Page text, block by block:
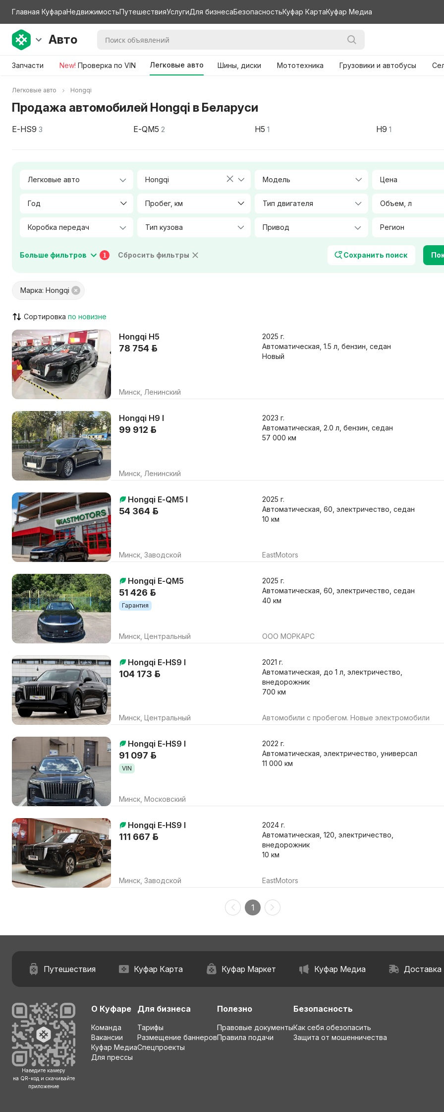
Главная КуфараНедвижимостьПутешествияУслугиДля бизнесаБезопасностьКуфар КартаКуфар Медиа
Авто
Запчасти New! Проверка по VIN Легковые авто Шины, диски Мототехника Грузовики и автобусы
Легковые авто Hongqi
Продажа автомобилей Hongqi в Беларуси
E-HS9 3 E-QM5 2 H5 1 H9 1
Hongqi Модель Цена
Год Пробег, км Тип двигателя Объем, л
Тип кузова
Мощность двигателя, л.с.
VIN указан Кондиционер / климат-контроль
Обогрев сидений
ABS / ESP / ASR
Парктроник / камера
Круиз-контроль
Только с видео
Больше фильтров 1 Сбросить фильтры Сохранить поиск
Марка: Hongqi
Сортировка
Hongqi H5
78 754 р.
Минск, Ленинский
2025 г.
Автоматическая, 1.5 л, бензин, седан
Новый
Hongqi H9 I
99 912 р.
Минск, Ленинский
2023 г.
Автоматическая, 2.0 л, бензин, седан
57 000 км
Hongqi E-QM5 I
54 364 р.
Минск, Заводской
2025 г.
Автоматическая, 60, электричество, седан
10 км
EastMotors
Hongqi E-QM5
51 426 р.
Гарантия
Минск, Центральный
2025 г.
Автоматическая, 60, электричество, седан
40 км
ООО МОРКАРС
Hongqi E-HS9 I
104 173 р.
Минск, Центральный
2021 г.
Автоматическая, до 1 л, электричество,
внедорожник
700 км
Автомобили с пробегом. Новые электромобили
Hongqi E-HS9 I
91 097 р.
VIN
Минск, Московский
2022 г.
Автоматическая, электричество, универсал
11 000 км
Hongqi E-HS9 I
111 667 р.
Минск, Заводской
2024 г.
Автоматическая, 120, электричество,
внедорожник
10 км
EastMotors
1
Путешествия Куфар Карта Куфар Маркет Куфар Медиа Доставка
Наведите камеру
на QR-код и скачивайте
приложение
О Куфаре
Команда
Вакансии
Куфар Медиа
Для прессы
Для бизнеса
Тарифы
Размещение баннеров
Спецпроекты
Полезно
Правовые документы
Правила подачи
Безопасность
Как себя обезопасить
Защита от мошенничества